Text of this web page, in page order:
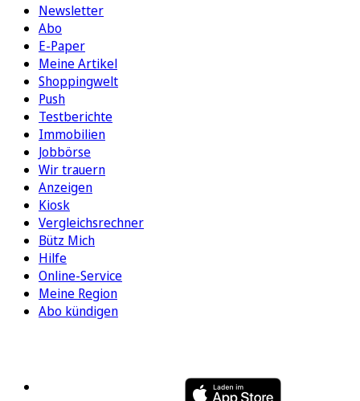
Newsletter
Abo
E-Paper
Meine Artikel
Shoppingwelt
Push
Testberichte
Immobilien
Jobbörse
Wir trauern
Anzeigen
Kiosk
Vergleichsrechner
Bütz Mich
Hilfe
Online-Service
Meine Region
Abo kündigen